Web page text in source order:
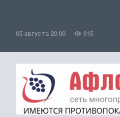
05 августа 20:00 915